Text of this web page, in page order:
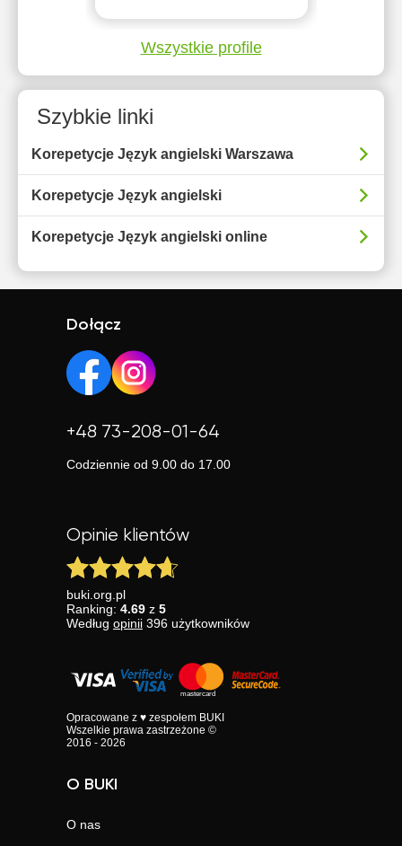
Wszystkie profile
Szybkie linki
Korepetycje Język angielski Warszawa
Korepetycje Język angielski
Korepetycje Język angielski online
Dołącz
+48 73-208-01-64
Codziennie od 9.00 do 17.00
Opinie klientów
buki.org.pl
Ranking: 4.69 z 5
Według opinii 396 użytkowników
Opracowane z ♥ zespołem BUKI
Wszelkie prawa zastrzeżone ©
2016 - 2026
O BUKI
O nas